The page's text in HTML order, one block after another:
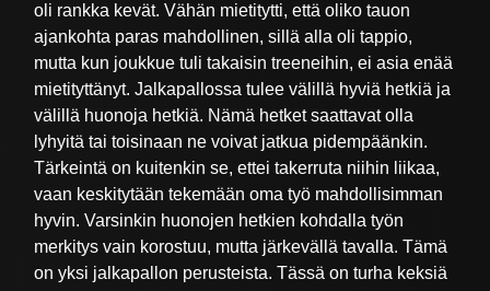
oli rankka kevät. Vähän mietitytti, että oliko tauon
ajankohta paras mahdollinen, sillä alla oli tappio,
mutta kun joukkue tuli takaisin treeneihin, ei asia enää
mietityttänyt. Jalkapallossa tulee välillä hyviä hetkiä ja
välillä huonoja hetkiä. Nämä hetket saattavat olla
lyhyitä tai toisinaan ne voivat jatkua pidempäänkin.
Tärkeintä on kuitenkin se, ettei takerruta niihin liikaa,
vaan keskitytään tekemään oma työ mahdollisimman
hyvin. Varsinkin huonojen hetkien kohdalla työn
merkitys vain korostuu, mutta järkevällä tavalla. Tämä
on yksi jalkapallon perusteista. Tässä on turha keksiä